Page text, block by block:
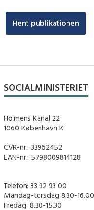
Hent publikationen
SOCIALMINISTERIET
Holmens Kanal 22
1060 København K
CVR-nr.: 33962452
EAN-nr.: 5798009814128
Telefon: 33 92 93 00
Mandag-torsdag 8.30-16.00
Fredag ​ 8.30-15.30